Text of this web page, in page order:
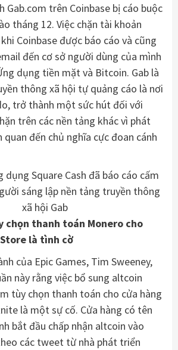
Gab.com trên Coinbase bị cáo buộc
tháng 12. Việc chặn tài khoản
Coinbase được báo cáo và cũng
đến cơ sở người dùng của mình
dụng tiền mặt và Bitcoin. Gab là
thông xã hội tự quảng cáo là nơi
trở thành một sức hút đối với
trên các nền tảng khác vì phát
quan đến chủ nghĩa cực đoan cánh
chọn thanh toán Monero cho
là tình cờ
của Epic Games, Tim Sweeney,
này rằng việc bổ sung altcoin
tùy chọn thanh toán cho cửa hàng
là một sự cố. Cửa hàng có tên
bắt đầu chấp nhận altcoin vào
các tweet từ nhà phát triển